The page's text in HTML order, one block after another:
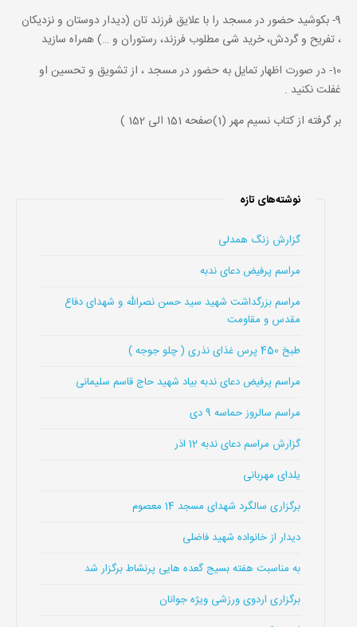
9- بکوشید حضور در مسجد را با علایق فرزند تان (دیدار دوستان و نزدیکان
، تفریح و گردش، خرید شی مطلوب فرزند، رستوران و …) همراه سازید
10- در صورت اظهار تمایل به حضور در مسجد ، از تشویق و تحسین او
غفلت نکنید .
بر گرفته از کتاب نسیم مهر (1)صفحه 151 الی 152 )
نوشته‌های تازه
گزارش زنگ همدلی
مراسم پرفیض دعای ندبه
مراسم بزرگداشت شهید سید حسن نصرالله و شهدای دفاع
مقدس و مقاومت
طبخ 450 پرس غذای نذری ( چلو جوجه )
مراسم پرفیض دعای ندبه بیاد شهید حاج قاسم سلیمانی
مراسم سالروز حماسه 9 دی
گزارش مراسم دعای ندبه 12 اذر
یلدای مهربانی
برگزاری سالگرد شهدای مسجد 14 معصوم
دیدار از خانواده شهید فاضلی
به مناسبت هفته بسیج گعده هایی پرنشاط برگزار شد
برگزاری اردوی ورزشی ویژه جوانان